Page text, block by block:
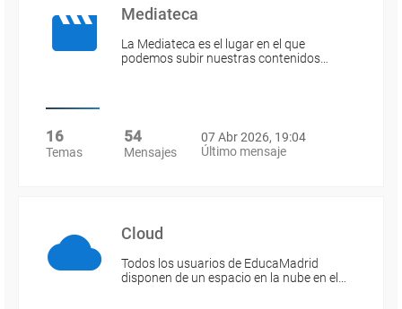
Mediateca
La Mediateca es el lugar en el que
podemos subir nuestras contenidos…
16
Temas
54
Mensajes
07 Abr 2026, 19:04
Último mensaje
Cloud
Todos los usuarios de EducaMadrid
disponen de un espacio en la nube en el…